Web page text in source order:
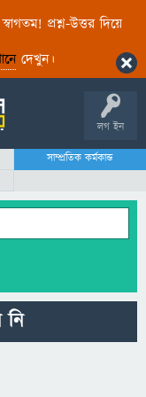
প্রশ্ন-উত্তর দিয়ে
দেখুন।
লগ ইন
সাম্প্রতিক কর্মকান্ড